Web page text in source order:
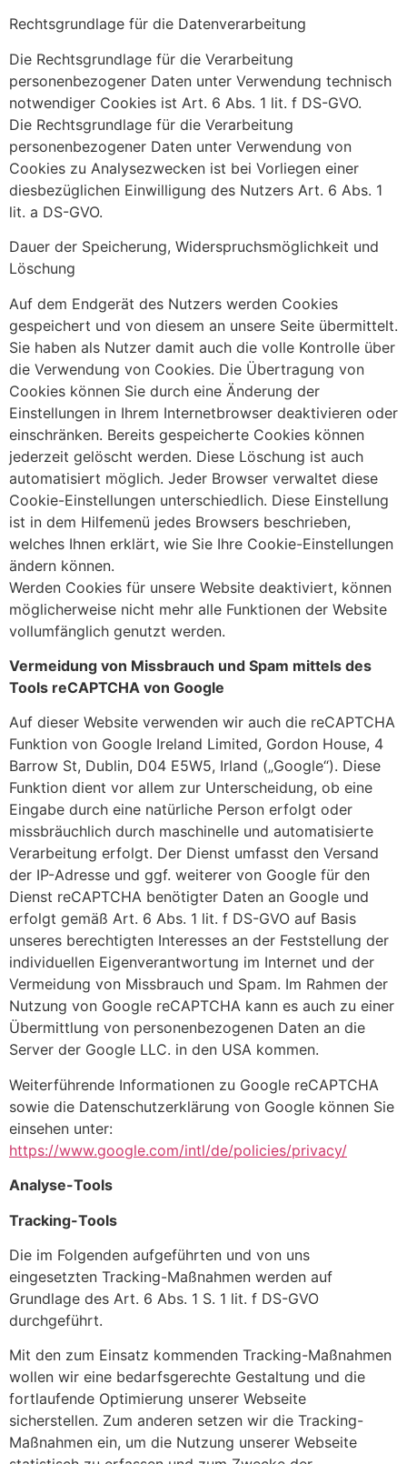
Rechtsgrundlage für die Datenverarbeitung
Die Rechtsgrundlage für die Verarbeitung
personenbezogener Daten unter Verwendung technisch
notwendiger Cookies ist Art. 6 Abs. 1 lit. f DS-GVO.
Die Rechtsgrundlage für die Verarbeitung
personenbezogener Daten unter Verwendung von
Cookies zu Analysezwecken ist bei Vorliegen einer
diesbezüglichen Einwilligung des Nutzers Art. 6 Abs. 1
lit. a DS-GVO.
Dauer der Speicherung, Widerspruchsmöglichkeit und
Löschung
Auf dem Endgerät des Nutzers werden Cookies
gespeichert und von diesem an unsere Seite übermittelt.
Sie haben als Nutzer damit auch die volle Kontrolle über
die Verwendung von Cookies. Die Übertragung von
Cookies können Sie durch eine Änderung der
Einstellungen in Ihrem Internetbrowser deaktivieren oder
einschränken. Bereits gespeicherte Cookies können
jederzeit gelöscht werden. Diese Löschung ist auch
automatisiert möglich. Jeder Browser verwaltet diese
Cookie-Einstellungen unterschiedlich. Diese Einstellung
ist in dem Hilfemenü jedes Browsers beschrieben,
welches Ihnen erklärt, wie Sie Ihre Cookie-Einstellungen
ändern können.
Werden Cookies für unsere Website deaktiviert, können
möglicherweise nicht mehr alle Funktionen der Website
vollumfänglich genutzt werden.
Vermeidung von Missbrauch und Spam mittels des
Tools reCAPTCHA von Google
Auf dieser Website verwenden wir auch die reCAPTCHA
Funktion von Google Ireland Limited, Gordon House, 4
Barrow St, Dublin, D04 E5W5, Irland („Google“). Diese
Funktion dient vor allem zur Unterscheidung, ob eine
Eingabe durch eine natürliche Person erfolgt oder
missbräuchlich durch maschinelle und automatisierte
Verarbeitung erfolgt. Der Dienst umfasst den Versand
der IP-Adresse und ggf. weiterer von Google für den
Dienst reCAPTCHA benötigter Daten an Google und
erfolgt gemäß Art. 6 Abs. 1 lit. f DS-GVO auf Basis
unseres berechtigten Interesses an der Feststellung der
individuellen Eigenverantwortung im Internet und der
Vermeidung von Missbrauch und Spam. Im Rahmen der
Nutzung von Google reCAPTCHA kann es auch zu einer
Übermittlung von personenbezogenen Daten an die
Server der Google LLC. in den USA kommen.
Weiterführende Informationen zu Google reCAPTCHA
sowie die Datenschutzerklärung von Google können Sie
einsehen unter:
https://www.google.com/intl/de/policies/privacy/
Analyse-Tools
Tracking-Tools
Die im Folgenden aufgeführten und von uns
eingesetzten Tracking-Maßnahmen werden auf
Grundlage des Art. 6 Abs. 1 S. 1 lit. f DS-GVO
durchgeführt.
Mit den zum Einsatz kommenden Tracking-Maßnahmen
wollen wir eine bedarfsgerechte Gestaltung und die
fortlaufende Optimierung unserer Webseite
sicherstellen. Zum anderen setzen wir die Tracking-
Maßnahmen ein, um die Nutzung unserer Webseite